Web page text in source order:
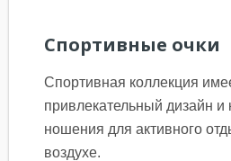
Спортивные очки
Спортивная коллекция
привлекательный дизайн
ношения для активного
воздухе.